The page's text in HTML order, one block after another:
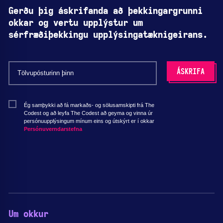
Gerðu þig áskrifanda að þekkingargrunni
okkar og vertu upplýstur um
sérfræðiþekkingu upplýsingatæknigeirans.
Ég samþykki að fá markaðs- og sölusamskipti frá The
Codest og að leyfa The Codest að geyma og vinna úr
persónuupplýsingum mínum eins og útskýrt er í okkar
Persónuverndarstefna
Um okkur